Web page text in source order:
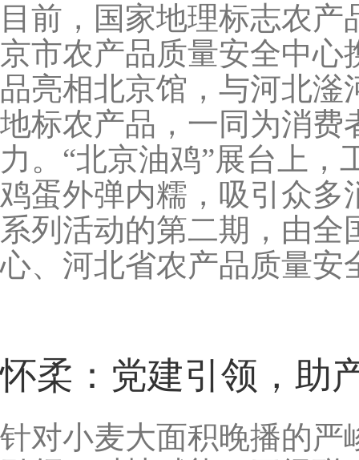
目前，国家地理标志农
京市农产品质量安全中心
品亮相北京馆，与河北
地标农产品，一同为消费
力。“北京油鸡”展台上
鸡蛋外弹内糯，吸引众
系列活动的第二期，由
心、河北省农产品质量安
怀柔：党建引领，助
针对小麦大面积晚播的严